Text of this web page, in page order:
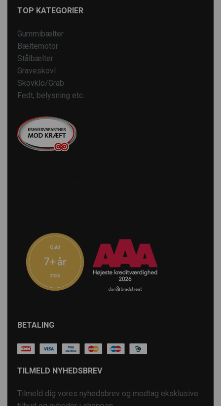
TOP KATEGORIER
Gummibælter
Bæltemotor
Stålbælter
Graveskovl
Skovklo/Grab
Fedt, belysning etc.
BETALING
TILMELD NYHEDSBREV
Tilmeld dig vores nyhedsbrev og modtag eksklusive